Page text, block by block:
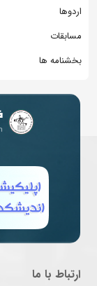
اردوها
مسابقات
بخشنامه ها
ارتباط با ما